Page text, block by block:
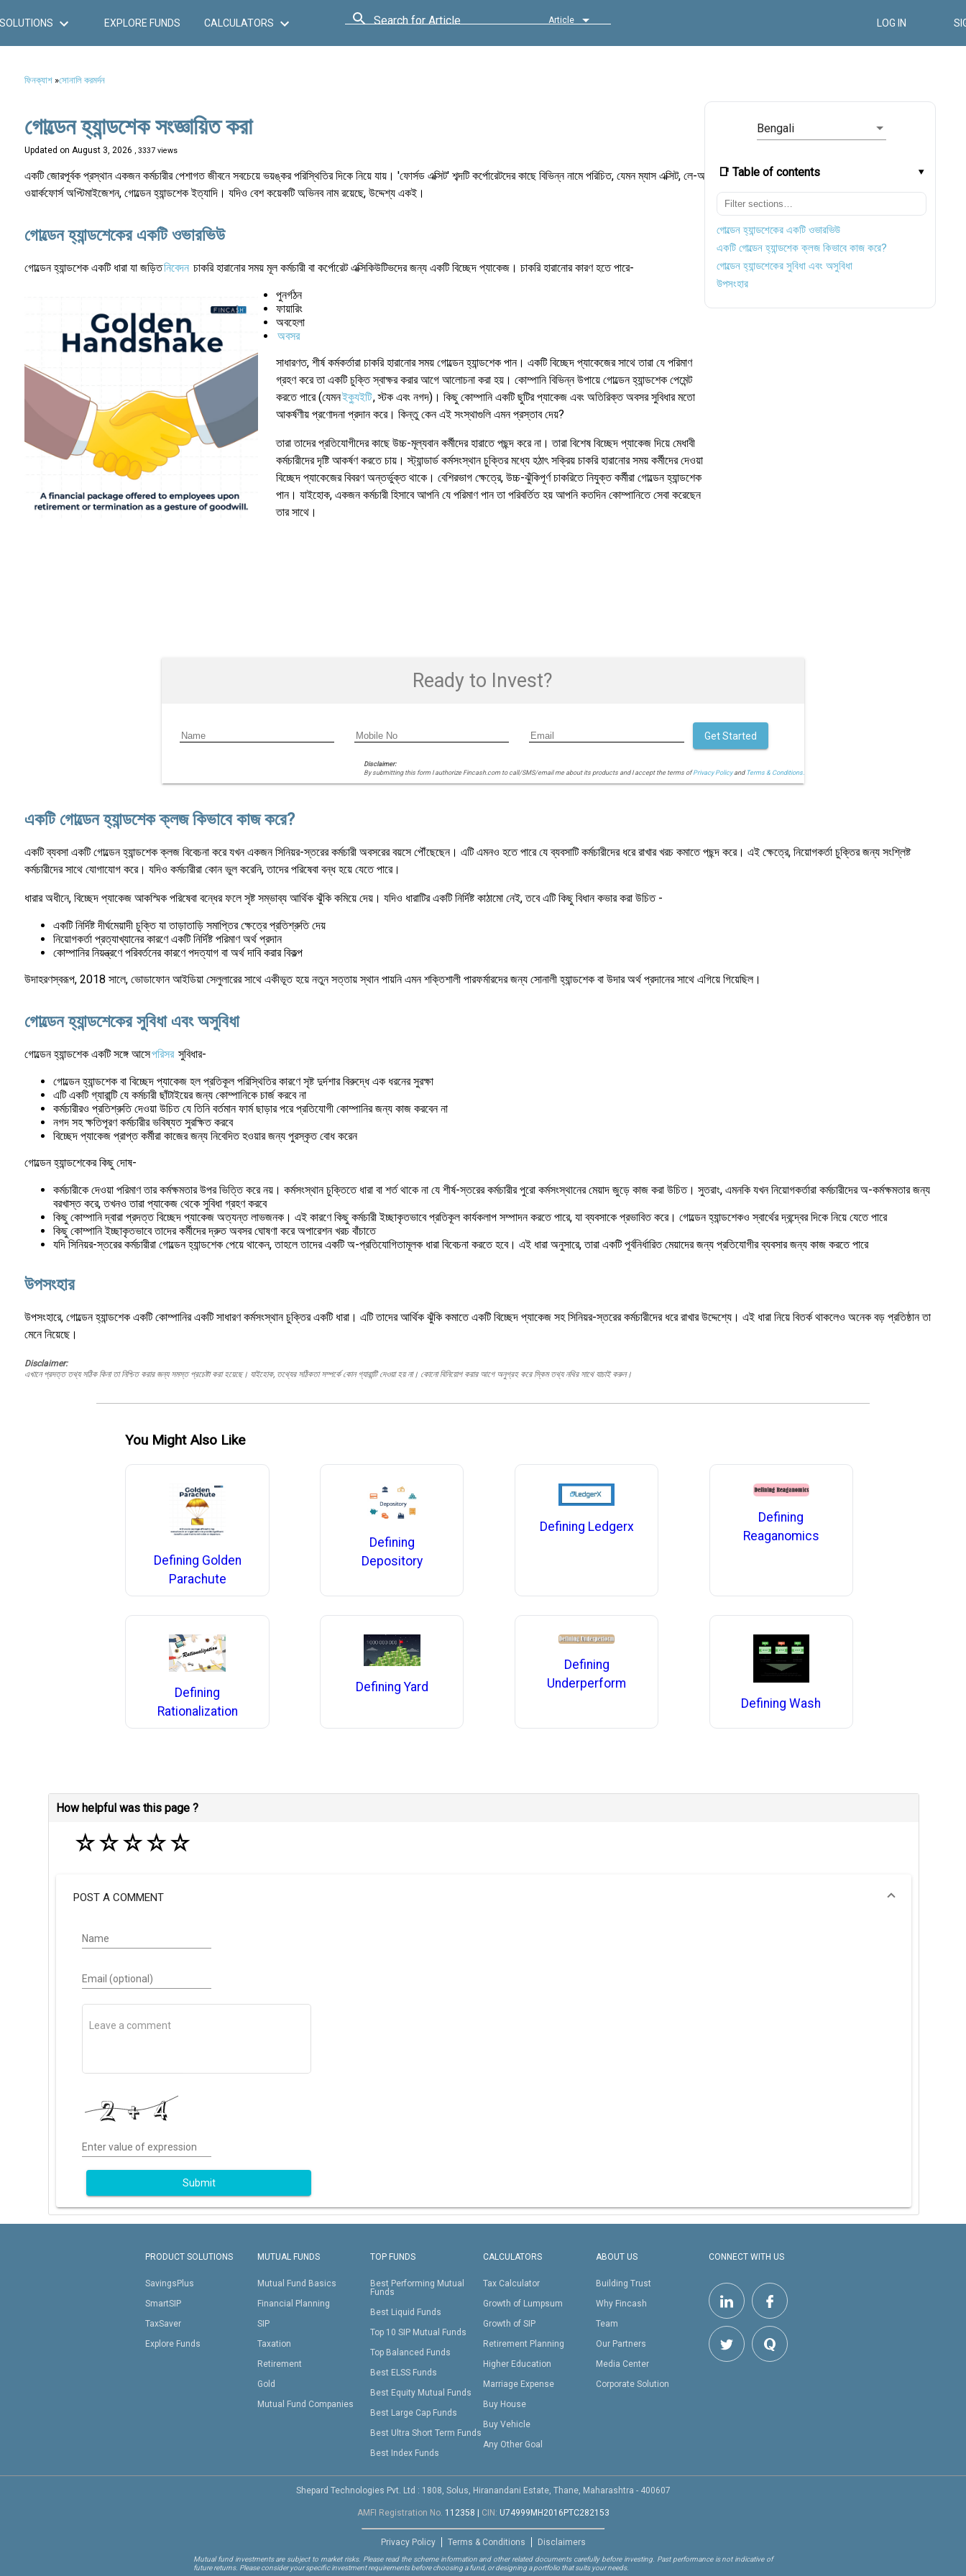
SOLUTIONS EXPLORE FUNDS CALCULATORS Search for Article Article LOG IN
ফিনক্যাশ»সোনালি করমর্দন
Bengali
📑 Table of contents
গোল্ডেন হ্যান্ডশেকের একটি ওভারভিউ
একটি গোল্ডেন হ্যান্ডশেক ক্লজ কিভাবে কাজ করে?
গোল্ডেন হ্যান্ডশেকের সুবিধা এবং অসুবিধা
উপসংহার
গোল্ডেন হ্যান্ডশেক সংজ্ঞায়িত করা
Updated on August 3, 2026 , 3337 views
একটি জোরপূর্বক প্রস্থান একজন কর্মচারীর পেশাগত জীবনে সবচেয়ে ভয়ঙ্কর পরিস্থিতির দিকে নিয়ে যায়। 'ফোর্সড এক্সিট' শব্দটি কর্পোরেটদের কাছে বিভিন্ন নামে পরিচিত, যেমন ম্যাস এক্সিট, লে-অফ,
ওয়ার্কফোর্স অপ্টিমাইজেশন, গোল্ডেন হ্যান্ডশেক ইত্যাদি। যদিও বেশ কয়েকটি অভিনব নাম রয়েছে, উদ্দেশ্য একই।
গোল্ডেন হ্যান্ডশেকের একটি ওভারভিউ
গোল্ডেন হ্যান্ডশেক একটি ধারা যা জড়িতনিবেদন চাকরি হারানোর সময় মূল কর্মচারী বা কর্পোরেট এক্সিকিউটিভদের জন্য একটি বিচ্ছেদ প্যাকেজ। চাকরি হারানোর কারণ হতে পারে-
পুনর্গঠন
ফায়ারিং
অবহেলা
অবসর
সাধারণত, শীর্ষ কর্মকর্তারা চাকরি হারানোর সময় গোল্ডেন হ্যান্ডশেক পান। একটি বিচ্ছেদ প্যাকেজের সাথে তারা যে পরিমাণ
গ্রহণ করে তা একটি চুক্তি স্বাক্ষর করার আগে আলোচনা করা হয়। কোম্পানি বিভিন্ন উপায়ে গোল্ডেন হ্যান্ডশেক পেমেন্ট
করতে পারে (যেমনইক্যুইটি, স্টক এবং নগদ)। কিছু কোম্পানি একটি ছুটির প্যাকেজ এবং অতিরিক্ত অবসর সুবিধার মতো
আকর্ষণীয় প্রণোদনা প্রদান করে। কিন্তু কেন এই সংস্থাগুলি এমন প্রস্তাব দেয়?
তারা তাদের প্রতিযোগীদের কাছে উচ্চ-মূল্যবান কর্মীদের হারাতে পছন্দ করে না। তারা বিশেষ বিচ্ছেদ প্যাকেজ দিয়ে মেধাবী
কর্মচারীদের দৃষ্টি আকর্ষণ করতে চায়। স্ট্যান্ডার্ড কর্মসংস্থান চুক্তির মধ্যে হঠাৎ সক্রিয় চাকরি হারানোর সময় কর্মীদের দেওয়া
বিচ্ছেদ প্যাকেজের বিবরণ অন্তর্ভুক্ত থাকে। বেশিরভাগ ক্ষেত্রে, উচ্চ-ঝুঁকিপূর্ণ চাকরিতে নিযুক্ত কর্মীরা গোল্ডেন হ্যান্ডশেক
পান। যাইহোক, একজন কর্মচারী হিসাবে আপনি যে পরিমাণ পান তা পরিবর্তিত হয় আপনি কতদিন কোম্পানিতে সেবা করেছেন
তার সাথে।
Ready to Invest?
Disclaimer:
By submitting this form I authorize Fincash.com to call/SMS/email me about its products and I accept the terms ofPrivacy Policyand Terms & Conditions.
Get Started
একটি গোল্ডেন হ্যান্ডশেক ক্লজ কিভাবে কাজ করে?
একটি ব্যবসা একটি গোল্ডেন হ্যান্ডশেক ক্লজ বিবেচনা করে যখন একজন সিনিয়র-স্তরের কর্মচারী অবসরের বয়সে পৌঁছেছেন। এটি এমনও হতে পারে যে ব্যবসাটি কর্মচারীদের ধরে রাখার খরচ কমাতে পছন্দ করে। এই ক্ষেত্রে, নিয়োগকর্তা চুক্তির জন্য সংশ্লিষ্ট
কর্মচারীদের সাথে যোগাযোগ করে। যদিও কর্মচারীরা কোন ভুল করেনি, তাদের পরিষেবা বন্ধ হয়ে যেতে পারে।
ধারার অধীনে, বিচ্ছেদ প্যাকেজ আকস্মিক পরিষেবা বন্ধের ফলে সৃষ্ট সম্ভাব্য আর্থিক ঝুঁকি কমিয়ে দেয়। যদিও ধারাটির একটি নির্দিষ্ট কাঠামো নেই, তবে এটি কিছু বিধান কভার করা উচিত -
একটি নির্দিষ্ট দীর্ঘমেয়াদী চুক্তি যা তাড়াতাড়ি সমাপ্তির ক্ষেত্রে প্রতিশ্রুতি দেয়
নিয়োগকর্তা প্রত্যাখ্যানের কারণে একটি নির্দিষ্ট পরিমাণ অর্থ প্রদান
কোম্পানির নিয়ন্ত্রণে পরিবর্তনের কারণে পদত্যাগ বা অর্থ দাবি করার বিকল্প
উদাহরণস্বরূপ, 2018 সালে, ভোডাফোন আইডিয়া সেলুলারের সাথে একীভূত হয়ে নতুন সত্তায় স্থান পায়নি এমন শক্তিশালী পারফর্মারদের জন্য সোনালী হ্যান্ডশেক বা উদার অর্থ প্রদানের সাথে এগিয়ে গিয়েছিল।
গোল্ডেন হ্যান্ডশেকের সুবিধা এবং অসুবিধা
গোল্ডেন হ্যান্ডশেক একটি সঙ্গে আসেপরিসর সুবিধার-
গোল্ডেন হ্যান্ডশেক বা বিচ্ছেদ প্যাকেজ হল প্রতিকূল পরিস্থিতির কারণে সৃষ্ট দুর্দশার বিরুদ্ধে এক ধরনের সুরক্ষা
এটি একটি গ্যারান্টি যে কর্মচারী ছাঁটাইয়ের জন্য কোম্পানিকে চার্জ করবে না
কর্মচারীরও প্রতিশ্রুতি দেওয়া উচিত যে তিনি বর্তমান ফার্ম ছাড়ার পরে প্রতিযোগী কোম্পানির জন্য কাজ করবেন না
নগদ সহ ক্ষতিপূরণ কর্মচারীর ভবিষ্যত সুরক্ষিত করবে
বিচ্ছেদ প্যাকেজ প্রাপ্ত কর্মীরা কাজের জন্য নিবেদিত হওয়ার জন্য পুরস্কৃত বোধ করেন
গোল্ডেন হ্যান্ডশেকের কিছু দোষ-
কর্মচারীকে দেওয়া পরিমাণ তার কর্মক্ষমতার উপর ভিত্তি করে নয়। কর্মসংস্থান চুক্তিতে ধারা বা শর্ত থাকে না যে শীর্ষ-স্তরের কর্মচারীর পুরো কর্মসংস্থানের মেয়াদ জুড়ে কাজ করা উচিত। সুতরাং, এমনকি যখন নিয়োগকর্তারা কর্মচারীদের অ-কর্মক্ষমতার জন্য
বরখাস্ত করে, তখনও তারা প্যাকেজ থেকে সুবিধা গ্রহণ করবে
কিছু কোম্পানি দ্বারা প্রদত্ত বিচ্ছেদ প্যাকেজ অত্যন্ত লাভজনক। এই কারণে কিছু কর্মচারী ইচ্ছাকৃতভাবে প্রতিকূল কার্যকলাপ সম্পাদন করতে পারে, যা ব্যবসাকে প্রভাবিত করে। গোল্ডেন হ্যান্ডশেকও স্বার্থের দ্বন্দ্বের দিকে নিয়ে যেতে পারে
কিছু কোম্পানি ইচ্ছাকৃতভাবে তাদের কর্মীদের দ্রুত অবসর ঘোষণা করে অপারেশন খরচ বাঁচাতে
যদি সিনিয়র-স্তরের কর্মচারীরা গোল্ডেন হ্যান্ডশেক পেয়ে থাকেন, তাহলে তাদের একটি অ-প্রতিযোগিতামূলক ধারা বিবেচনা করতে হবে। এই ধারা অনুসারে, তারা একটি পূর্বনির্ধারিত মেয়াদের জন্য প্রতিযোগীর ব্যবসার জন্য কাজ করতে পারে
উপসংহার
উপসংহারে, গোল্ডেন হ্যান্ডশেক একটি কোম্পানির একটি সাধারণ কর্মসংস্থান চুক্তির একটি ধারা। এটি তাদের আর্থিক ঝুঁকি কমাতে একটি বিচ্ছেদ প্যাকেজ সহ সিনিয়র-স্তরের কর্মচারীদের ধরে রাখার উদ্দেশ্যে। এই ধারা নিয়ে বিতর্ক থাকলেও অনেক বড় প্রতিষ্ঠান তা
মেনে নিয়েছে।
Disclaimer:
এখানে প্রদত্ত তথ্য সঠিক কিনা তা নিশ্চিত করার জন্য সমস্ত প্রচেষ্টা করা হয়েছে। যাইহোক, তথ্যের সঠিকতা সম্পর্কে কোন গ্যারান্টি দেওয়া হয় না। কোনো বিনিয়োগ করার আগে অনুগ্রহ করে স্কিম তথ্য নথির সাথে যাচাই করুন।
You Might Also Like
Defining Golden
Parachute
Defining
Depository
Defining Ledgerx
Defining
Reaganomics
Defining
Rationalization
Defining Yard
Defining
Underperform
Defining Wash
How helpful was this page ?
☆☆☆☆☆
POST A COMMENT
Name
Email (optional)
Enter value of expression
Submit
PRODUCT SOLUTIONS
SavingsPlus
SmartSIP
TaxSaver
Explore Funds
MUTUAL FUNDS
Mutual Fund Basics
Financial Planning
SIP
Taxation
Retirement
Gold
Mutual Fund Companies
TOP FUNDS
Best Performing Mutual
Funds
Best Liquid Funds
Top 10 SIP Mutual Funds
Top Balanced Funds
Best ELSS Funds
Best Equity Mutual Funds
Best Large Cap Funds
Best Ultra Short Term Funds
Best Index Funds
CALCULATORS
Tax Calculator
Growth of Lumpsum
Growth of SIP
Retirement Planning
Higher Education
Marriage Expense
Buy House
Buy Vehicle
Any Other Goal
ABOUT US
Building Trust
Why Fincash
Team
Our Partners
Media Center
Corporate Solution
CONNECT WITH US
Shepard Technologies Pvt. Ltd : 1808, Solus, Hiranandani Estate, Thane, Maharashtra - 400607
AMFI Registration No. 112358 | CIN: U74999MH2016PTC282153
Privacy Policy Terms & Conditions Disclaimers
Mutual fund investments are subject to market risks. Please read the scheme information and other related documents carefully before investing. Past performance is not indicative of
future returns. Please consider your specific investment requirements before choosing a fund, or designing a portfolio that suits your needs.